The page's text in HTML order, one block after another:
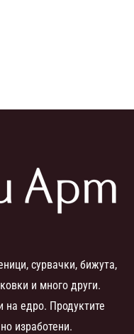
сурвачки, бижута,
и много други.
на едро. Продуктите
изработени.